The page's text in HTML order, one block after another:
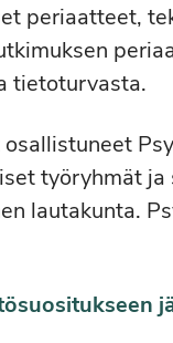
periaatteet,
tietoturvasta.
työryhmät ja
lautakunta.